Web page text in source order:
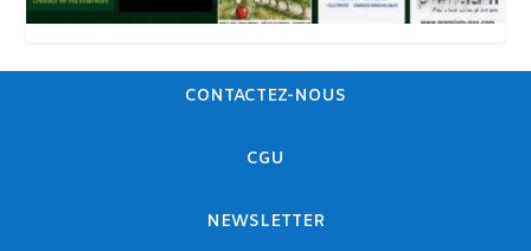
CONTACTEZ-NOUS
CGU
NEWSLETTER